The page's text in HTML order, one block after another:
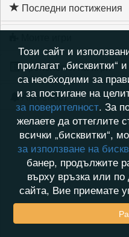
Последни постижения
Хронология на игри
Активност
Този сайт и
прилагат „бисквитки“
са необходими за
и за постигане на
за поверителност. За
желаете да оттеглите
всички „бисквитки“,
за използване на
банер, продължите
върху връзка или по
сайта, Вие приемате